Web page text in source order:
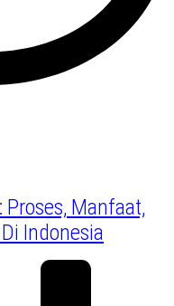
Manfaat,
Indonesia